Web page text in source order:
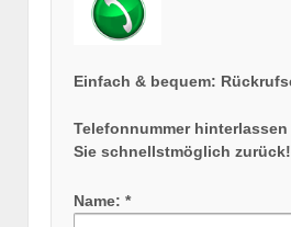
Einfach & bequem:
Telefonnummer
Sie schnellstmöglich zurück!
Name: *